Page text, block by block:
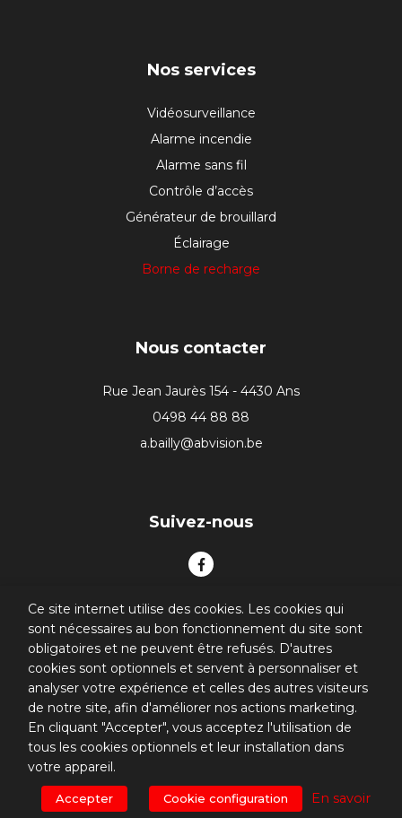
Ce site internet utilise des cookies. Les cookies qui
sont nécessaires au bon fonctionnement du site sont
obligatoires et ne peuvent être refusés. D'autres
cookies sont optionnels et servent à personnaliser et
analyser votre expérience et celles des autres visiteurs
de notre site, afin d'améliorer nos actions marketing.
En cliquant "Accepter", vous acceptez l'utilisation de
tous les cookies optionnels et leur installation dans
votre appareil.
Accepter Cookie configuration En savoir
Nos services
Vidéosurveillance
Alarme incendie
Alarme sans fil
Contrôle d’accès
Générateur de brouillard
Éclairage
Borne de recharge
Nous contacter
Rue Jean Jaurès 154 - 4430 Ans
0498 44 88 88
a.bailly@abvision.be
Suivez-nous
© 2026. All rights reserved
Conditions générales